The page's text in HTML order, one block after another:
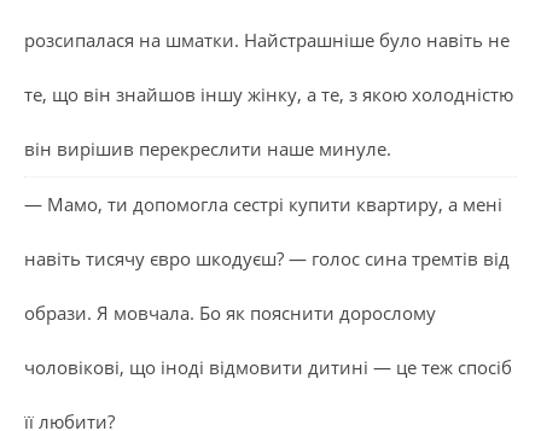
розсипалася на шматки. Найстрашніше було навіть не
те, що він знайшов іншу жінку, а те, з якою холодністю
він вирішив перекреслити наше минуле.
— Мамо, ти допомогла сестрі купити квартиру, а мені
навіть тисячу євро шкодуєш? — голос сина тремтів від
образи. Я мовчала. Бо як пояснити дорослому
чоловікові, що іноді відмовити дитині — це теж спосіб
її любити?